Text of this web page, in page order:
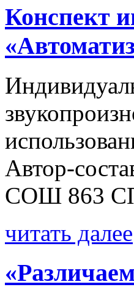
Конспект
Автор-
СОШ 863
читать далее